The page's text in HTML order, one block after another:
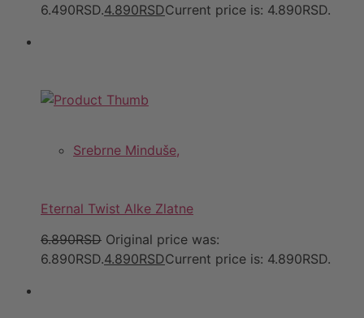
6.490RSD.4.890RSDCurrent price is: 4.890RSD.
Srebrne Minduše,
Eternal Twist Alke Zlatne
6.890RSD Original price was:
6.890RSD.4.890RSDCurrent price is: 4.890RSD.